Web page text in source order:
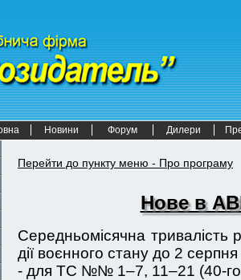
Новини Форум Дилери
Перейти до пункту меню - Про програму
Нове в
Середньомісячна
дії воєнного стану до 2
- для ТС №№ 1–7, 11–21 (40-